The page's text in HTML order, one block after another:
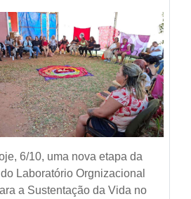
6/10, uma nova etapa da
Laboratório Orgnizacional
a Sustentação da Vida no